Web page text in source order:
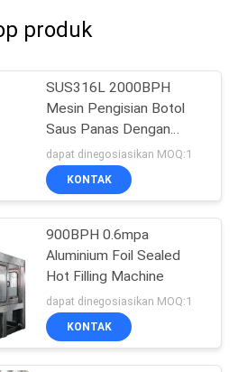
produk
SUS316L 2000BPH
Mesin Pengisian Botol
Saus Panas Dengan
decapper otomatis
automatic
dapat dinegosiasikan MOQ:1
KONTAK
900BPH 0.6mpa
Aluminium Foil Sealed
Hot Filling Machine
dapat dinegosiasikan MOQ:1
KONTAK